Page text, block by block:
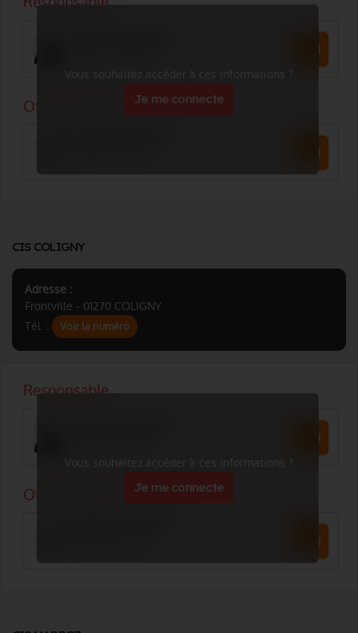
Vous souhaitez accéder à ces informations ?
Je me connecte
CIS COLIGNY
Adresse :
Frontville - 01270 COLIGNY
Tél. :
Voir le numéro
Vous souhaitez accéder à ces informations ?
Je me connecte